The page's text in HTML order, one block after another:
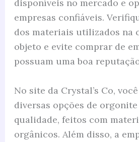
disponíveis no mercado e
empresas confiáveis.
dos materiais utilizados na
objeto e evite comprar de
possuam uma boa
No site da Crystal’s Co,
diversas opções de
qualidade, feitos com
orgânicos. Além disso, a